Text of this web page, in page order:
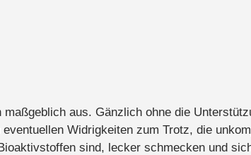
aus. Gänzlich ohne die
Widrigkeiten zum Trotz, die
sind, lecker schmecken und